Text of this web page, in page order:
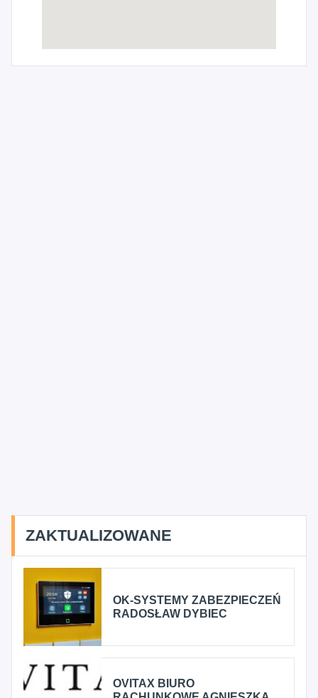
ZAKTUALIZOWANE
OK-SYSTEMY ZABEZPIECZEŃ
RADOSŁAW DYBIEC
OVITAX BIURO